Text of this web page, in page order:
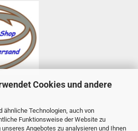
Cookies und andere
ähnliche Technologien, auch von
Funktionsweise der Website zu
Angebotes zu analysieren und Ihnen